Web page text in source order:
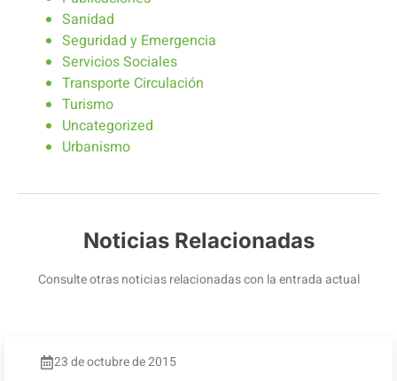
Sanidad
Seguridad y Emergencia
Servicios Sociales
Transporte Circulación
Turismo
Uncategorized
Urbanismo
Noticias Relacionadas
Consulte otras noticias relacionadas con la entrada actual
23 de octubre de 2015